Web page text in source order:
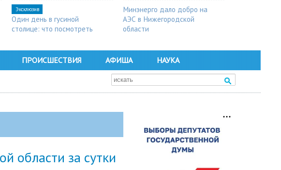
Эксклюзив
Один день в гусиной
столице: что посмотреть
Минэнерго дало добро на
АЭС в Нижегородской
области
ПРОИСШЕСТВИЯ АФИША НАУКА
области за сутки